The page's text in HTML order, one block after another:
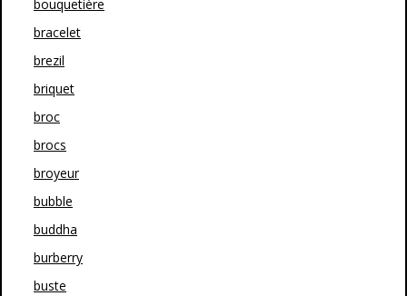
bouquetière
bracelet
brezil
briquet
broc
brocs
broyeur
bubble
buddha
burberry
buste